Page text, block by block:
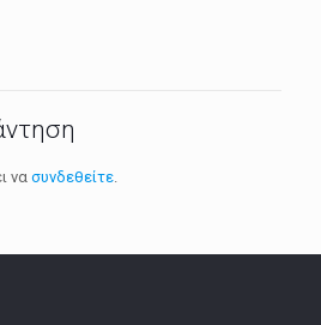
να συνδεθείτε.